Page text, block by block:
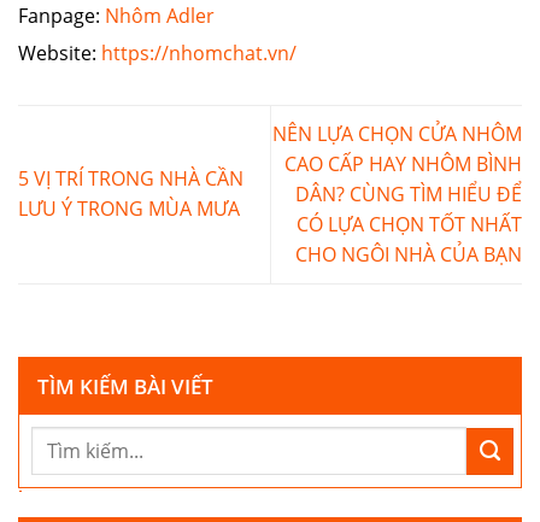
Fanpage: Nhôm Adler
Website: https://nhomchat.vn/
5 VỊ TRÍ TRONG NHÀ CẦN
LƯU Ý TRONG MÙA MƯA
NÊN LỰA CHỌN CỬA NHÔM
CAO CẤP HAY NHÔM BÌNH
DÂN? CÙNG TÌM HIỂU ĐỂ
CÓ LỰA CHỌN TỐT NHẤT
CHO NGÔI NHÀ CỦA BẠN
TÌM KIẾM BÀI VIẾT